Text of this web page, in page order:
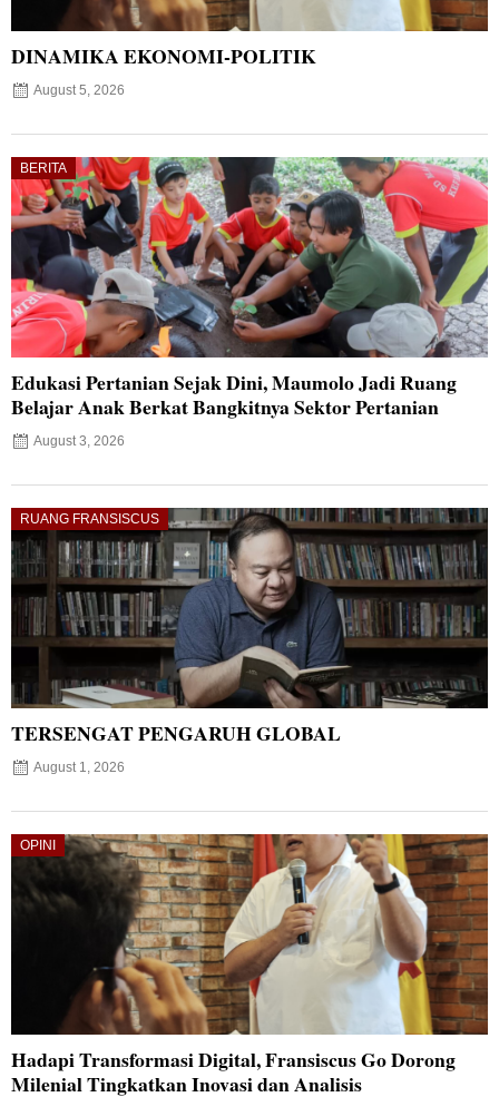
DINAMIKA EKONOMI-POLITIK
August 5, 2026
BERITA
Edukasi Pertanian Sejak Dini, Maumolo Jadi Ruang
Belajar Anak Berkat Bangkitnya Sektor Pertanian
August 3, 2026
RUANG FRANSISCUS
TERSENGAT PENGARUH GLOBAL
August 1, 2026
OPINI
Hadapi Transformasi Digital, Fransiscus Go Dorong
Milenial Tingkatkan Inovasi dan Analisis